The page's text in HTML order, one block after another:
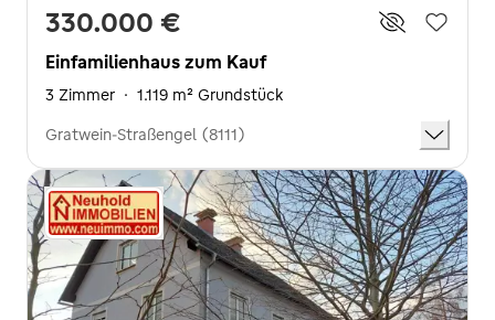
330.000 €
Einfamilienhaus zum Kauf
3 Zimmer · 1.119 m² Grundstück
Gratwein-Straßengel (8111)